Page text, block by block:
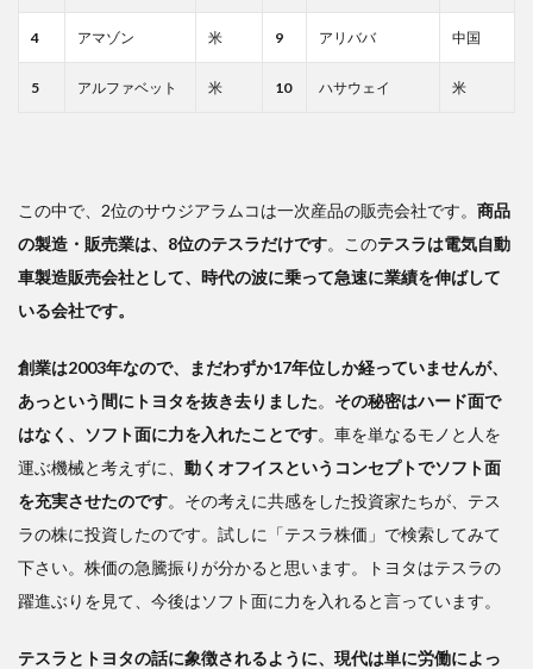
4 アマゾン 米 9 アリババ 中国
5 アルファベット 米 10 ハサウェイ 米
この中で、2位のサウジアラムコは一次産品の販売会社です。 商品
の製造・販売業は、8位のテスラだけです。このテスラは電気自動
車製造販売会社として、時代の波に乗って急速に業績を伸ばして
いる会社です。
創業は2003年なので、まだわずか17年位しか経っていませんが、
あっという間にトヨタを抜き去りました。 その秘密はハード面で
はなく、ソフト面に力を入れたことです。車を単なるモノと人を
運ぶ機械と考えずに、 動くオフイスというコンセプトでソフト面
を充実させたのです。その考えに共感をした投資家たちが、テス
ラの株に投資したのです。試しに「テスラ株価」で検索してみて
下さい。株価の急騰振りが分かると思います。トヨタはテスラの
躍進ぶりを見て、今後はソフト面に力を入れると言っています。
テスラとトヨタの話に象徴されるように、現代は単に労働によっ